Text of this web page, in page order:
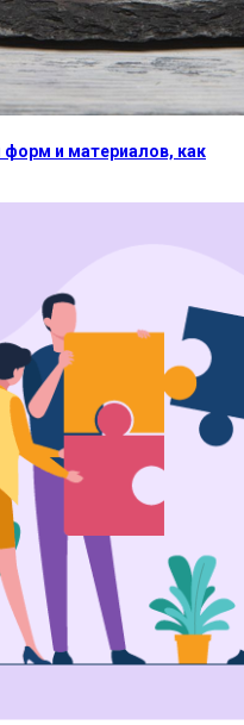
и материалов, как